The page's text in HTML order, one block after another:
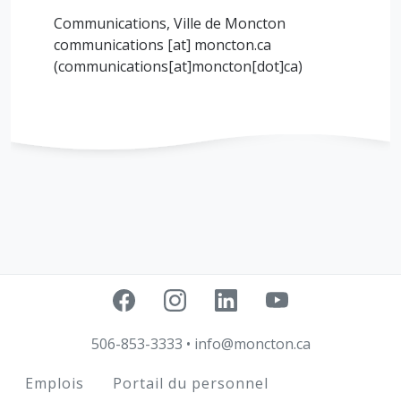
Communications, Ville de Moncton
communications [at] moncton.ca
(communications[at]moncton[dot]ca)
506-853-3333 • info@moncton.ca
Footer
Emplois
Portail du personnel